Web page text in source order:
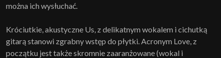
można ich wysłuchać.
Króciutkie, akustyczne Us, z delikatnym wokalem i cichutką
gitarą stanowi zgrabny wstęp do płytki. Acronym Love, z
początku jest także skromnie zaaranżowane (wokal i